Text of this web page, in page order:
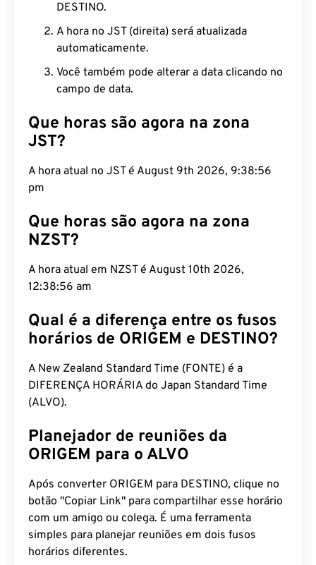
DESTINO.
A hora no JST (direita) será atualizada
automaticamente.
Você também pode alterar a data clicando no
campo de data.
Que horas são agora na zona
JST?
A hora atual no JST é August 9th 2026, 9:38:57
pm
Que horas são agora na zona
NZST?
A hora atual em NZST é August 10th 2026,
12:38:57 am
Qual é a diferença entre os fusos
horários de ORIGEM e DESTINO?
A New Zealand Standard Time (FONTE) é a
DIFERENÇA HORÁRIA do Japan Standard Time
(ALVO).
Planejador de reuniões da
ORIGEM para o ALVO
Após converter ORIGEM para DESTINO, clique no
botão "Copiar Link" para compartilhar esse horário
com um amigo ou colega. É uma ferramenta
simples para planejar reuniões em dois fusos
horários diferentes.